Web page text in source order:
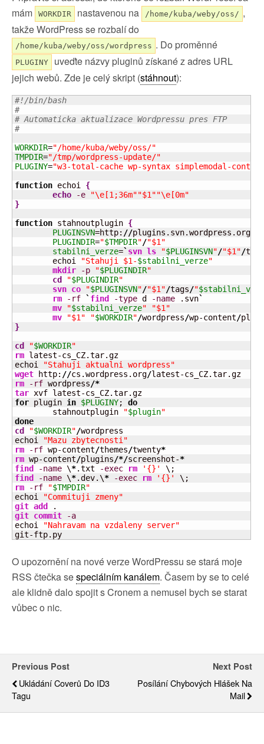
mám
WORKDIR nastavenou na /home/kuba/weby/oss/ ,
takže WordPress se rozbalí do
/home/kuba/weby/oss/wordpress . Do proměnné
PLUGINY
uveďte názvy pluginů získané z adres URL
jejich webů. Zde je celý skript (stáhnout):
#!/bin/bash
#
# Automaticka aktualizace Wordpressu pres FTP
#
WORKDIR="/home/kuba/weby/oss/"
TMPDIR="/tmp/wordpress-update/"
PLUGINY="w3-total-cache wp-syntax simplemodal-
function echoi {
echo
-e "\e[1;36m""$1""\e[0m"
}
function stahnoutplugin {
PLUGINSVN=http: //plugins.svn.wordpress.org
PLUGINDIR="$TMPDIR"/"$1"
stabilni_verze=` svn ls "$PLUGINSVN"/"$1"/
        echoi
"Stahuji $1-$stabilni_verze"
mkdir
-p "$PLUGINDIR"
cd
"$PLUGINDIR"
svn co
"$PLUGINSVN"/"$1"/tags/"
rm
-rf ` find -type d -name .svn`
mv
"$stabilni_verze"
"$1"
mv
"$1" "$WORKDIR"/wordpress/wp-content/
}
cd
"$WORKDIR"
rm latest-cs_CZ.tar.gz
echoi
"Stahuji aktualni wordpress"
wget http: //cs.wordpress.org/
rm
-rf wordpress/*
tar
for plugin in $PLUGINY; do
        stahnoutplugin
"$plugin"
done
cd
"$WORKDIR"/wordpress
echoi
"Mazu zbytecnosti"
rm
-rf wp-content/themes/twenty*
rm wp-content/plugins/*/screenshot-*
find
-name \*.txt -exec rm '{}'
find
-name \*.dev.\* -exec rm '{}'
rm
-rf "$TMPDIR"
echoi
"Commituji zmeny"
git add
git commit
-a
echoi
"Nahravam na vzdaleny server"
git-ftp.py
O upozornění na nové verze WordPressu se stará moje
RSS čtečka sespeciálním kanálem. Časem by se to celé
ale klidně dalo spojit s Cronem a nemusel bych se starat
vůbec o nic.
Previous Post
Ukládání Coverů Do ID3
Tagu
Next Post
Posílání Chybových Hlášek Na
Mail